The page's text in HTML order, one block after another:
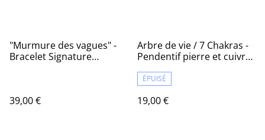
"Murmure des vagues" -
Bracelet Signature
39,00 €
Arbre de vie / 7 Chakras -
Pendentif pierre et cuivre
ÉPUISÉ
19,00 €